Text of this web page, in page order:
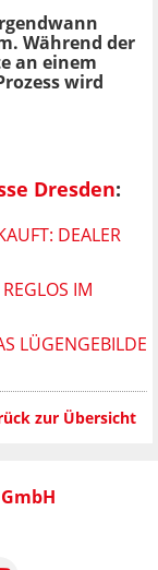
Während der
an einem
wird
Dresden:
DEALER
IM
LÜGENGEBILDE
zur Übersicht